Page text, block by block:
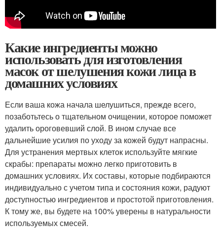
Какие ингредиенты можно
использовать для изготовления
масок от шелушения кожи лица в
домашних условиях
Если ваша кожа начала шелушиться, прежде всего,
позаботьтесь о тщательном очищении, которое поможет
удалить ороговевший слой. В ином случае все
дальнейшие усилия по уходу за кожей будут напрасны.
Для устранения мертвых клеток используйте мягкие
скрабы: препараты можно легко приготовить в
домашних условиях. Их составы, которые подбираются
индивидуально с учетом типа и состояния кожи, радуют
доступностью ингредиентов и простотой приготовления.
К тому же, вы будете на 100% уверены в натуральности
используемых смесей.